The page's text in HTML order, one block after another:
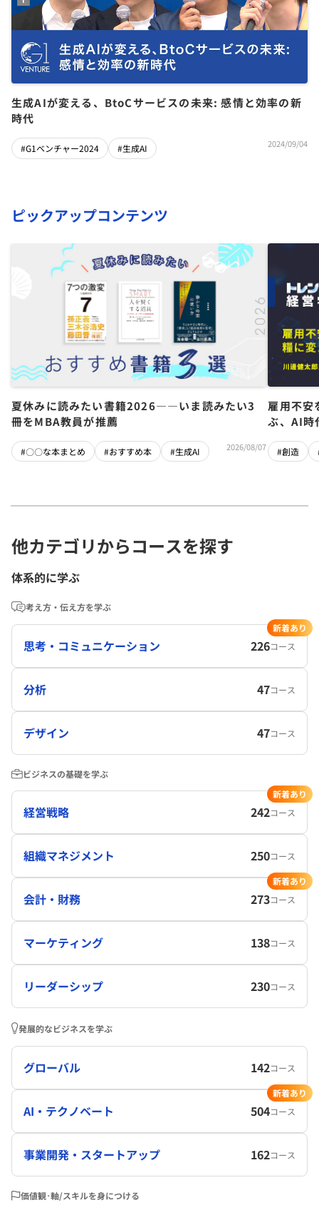
生成AIが変える、BtoCサービスの未来: 感情と効率の新
時代
#G1ベンチャー2024 #生成AI 2024/09/04
ピックアップコンテンツ
夏休みに読みたい書籍2026――いま読みたい3
冊をMBA教員が推薦
#〇〇な本まとめ #おすすめ本 #生成AI 2026/08/07
雇用不
ぶ、AI時
#創造
他カテゴリからコースを探す
体系的に学ぶ
考え方・伝え方を学ぶ
思考・コミュニケーション 226コース
新着あり
分析 47コース
デザイン 47コース
ビジネスの基礎を学ぶ
経営戦略 242コース
新着あり
組織マネジメント 250コース
会計・財務 273コース
新着あり
マーケティング 138コース
リーダーシップ 230コース
発展的なビジネスを学ぶ
グローバル 142コース
AI・テクノベート 504コース
新着あり
事業開発・スタートアップ 162コース
価値観･軸/スキルを身につける